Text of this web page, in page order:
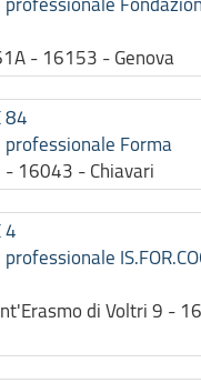
- 16153 - Genova
84
Forma
- 16043 - Chiavari
4
di Voltri 9 -